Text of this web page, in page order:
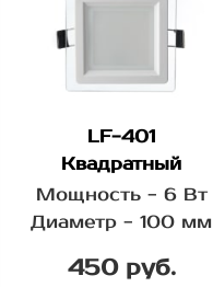
LF-401
Квадратный
Мощность - 6 Вт
Диаметр - 100 мм
450 руб.